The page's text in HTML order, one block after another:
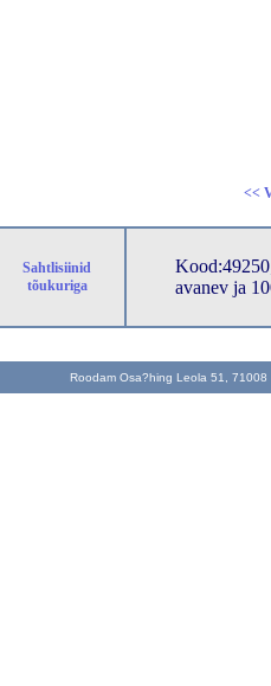
<<
Sahtlisiinid
tõukuriga
avanev ja
Roodam Osa?hing Leola 51,